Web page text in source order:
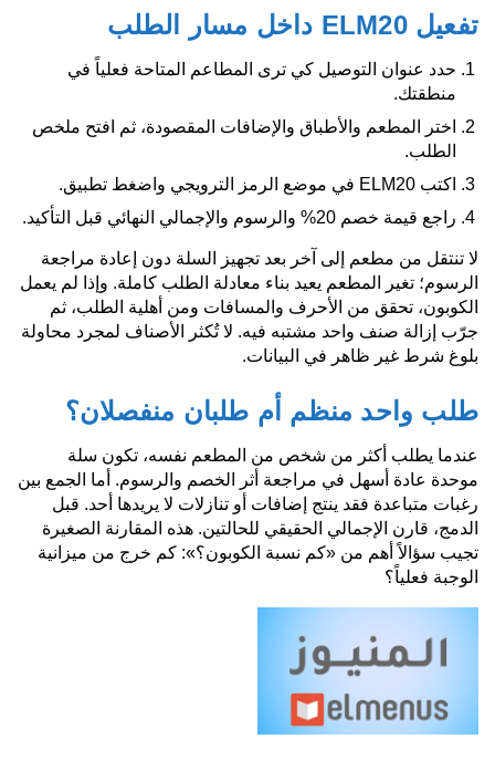
تفعيل ELM20 داخل مسار الطلب
حدد عنوان التوصيل كي ترى المطاعم المتاحة فعلياً في
منطقتك.
اختر المطعم والأطباق والإضافات المقصودة، ثم افتح ملخص
الطلب.
اكتب ELM20 في موضع الرمز الترويجي واضغط تطبيق.
راجع قيمة خصم 20% والرسوم والإجمالي النهائي قبل التأكيد.
لا تنتقل من مطعم إلى آخر بعد تجهيز السلة دون إعادة مراجعة
الرسوم؛ تغير المطعم يعيد بناء معادلة الطلب كاملة. وإذا لم يعمل
الكوبون، تحقق من الأحرف والمسافات ومن أهلية الطلب، ثم
جرّب إزالة صنف واحد مشتبه فيه. لا تُكثر الأصناف لمجرد محاولة
بلوغ شرط غير ظاهر في البيانات.
طلب واحد منظم أم طلبان منفصلان؟
عندما يطلب أكثر من شخص من المطعم نفسه، تكون سلة
موحدة عادة أسهل في مراجعة أثر الخصم والرسوم. أما الجمع بين
رغبات متباعدة فقد ينتج إضافات أو تنازلات لا يريدها أحد. قبل
الدمج، قارن الإجمالي الحقيقي للحالتين. هذه المقارنة الصغيرة
تجيب سؤالاً أهم من «كم نسبة الكوبون؟»: كم خرج من ميزانية
الوجبة فعلياً؟